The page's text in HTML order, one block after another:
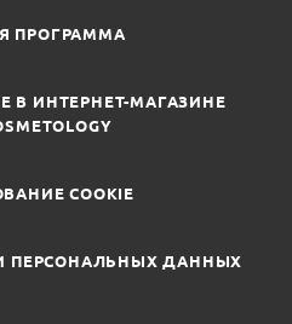
ПРОГРАММА
В ИНТЕРНЕТ-МАГАЗИНЕ
COOKIE
ПЕРСОНАЛЬНЫХ ДАННЫХ